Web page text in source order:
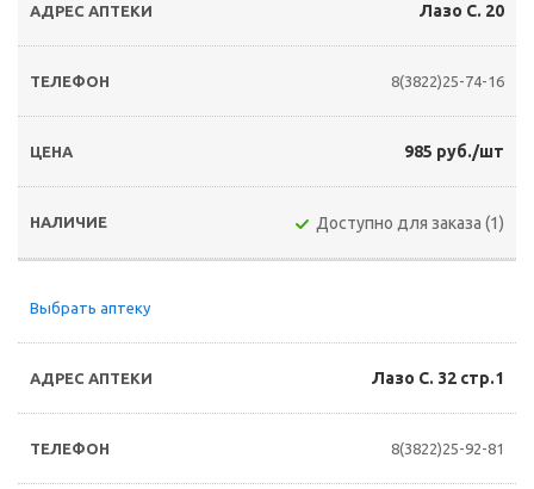
Лазо С. 20
8(3822)25-74-16
985 руб./шт
Доступно для заказа (1)
Выбрать аптеку
Лазо С. 32 стр.1
8(3822)25-92-81